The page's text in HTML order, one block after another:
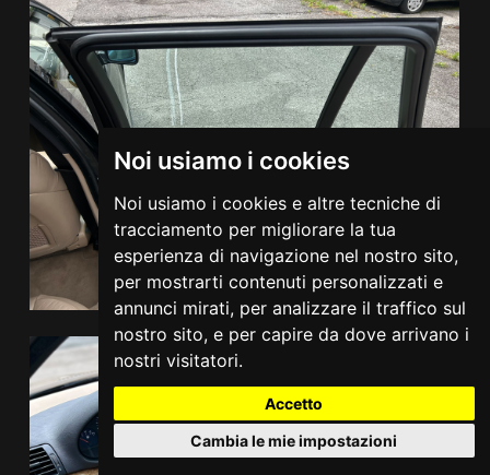
Noi usiamo i cookies
Noi usiamo i cookies e altre tecniche di
tracciamento per migliorare la tua
esperienza di navigazione nel nostro sito,
per mostrarti contenuti personalizzati e
annunci mirati, per analizzare il traffico sul
nostro sito, e per capire da dove arrivano i
nostri visitatori.
Accetto
Cambia le mie impostazioni